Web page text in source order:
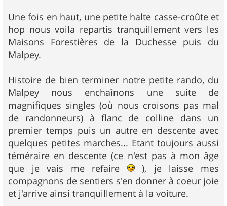
Une fois en haut, une petite halte casse-croûte et
hop nous voila repartis tranquillement vers les
Maisons Forestières de la Duchesse puis du
Malpey.
Histoire de bien terminer notre petite rando, du
Malpey nous enchaînons une suite de
magnifiques singles (où nous croisons pas mal
de randonneurs) à flanc de colline dans un
premier temps puis un autre en descente avec
quelques petites marches... Etant toujours aussi
téméraire en descente (ce n'est pas à mon âge
que je vais me refaire
), je laisse mes
compagnons de sentiers s'en donner à coeur joie
et j'arrive ainsi tranquillement à la voiture.